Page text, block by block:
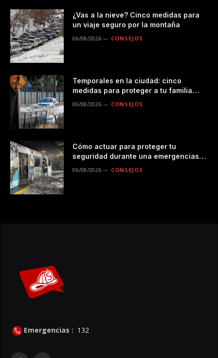
¿Vas a la nieve? Cinco medidas para
un viaje seguro por la montaña
06/08/2026 CONSEJOS
Temporales en la ciudad: cinco
medidas para proteger a tu familia
06/08/2026 CONSEJOS
Cómo actuar para proteger tu
seguridad durante una emergencias
06/08/2026 CONSEJOS
Emergencias : 132